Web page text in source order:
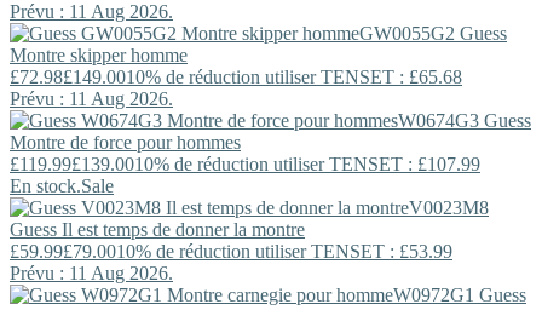
Prévu : 11 Aug 2026.
GW0055G2 Guess
Montre skipper homme
£72.98£149.0010% de réduction utiliser TENSET : £65.68
Prévu : 11 Aug 2026.
W0674G3 Guess
Montre de force pour hommes
£119.99£139.0010% de réduction utiliser TENSET : £107.99
En stock.Sale
V0023M8
Guess Il est temps de donner la montre
£59.99£79.0010% de réduction utiliser TENSET : £53.99
Prévu : 11 Aug 2026.
W0972G1 Guess